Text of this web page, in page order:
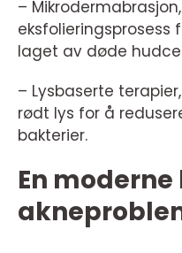
–
laget av døde
– Lysbaserte
rødt lys for å
bakterier.
En